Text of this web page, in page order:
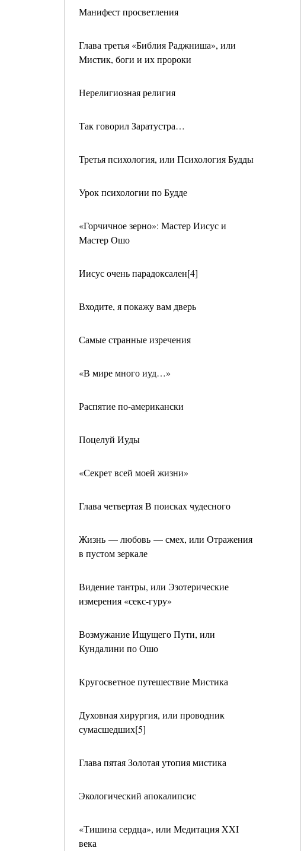
Манифест просветления
Глава третья «Библия Раджниша», или
Мистик, боги и их пророки
Нерелигиозная религия
Так говорил Заратустра…
Третья психология, или Психология Будды
Урок психологии по Будде
«Горчичное зерно»: Мастер Иисус и
Мастер Ошо
Иисус очень парадоксален[4]
Входите, я покажу вам дверь
Самые странные изречения
«В мире много иуд…»
Распятие по-американски
Поцелуй Иуды
«Секрет всей моей жизни»
Глава четвертая В поисках чудесного
Жизнь — любовь — смех, или Отражения
в пустом зеркале
Видение тантры, или Эзотерические
измерения «секс-гуру»
Возмужание Ищущего Пути, или
Кундалини по Ошо
Кругосветное путешествие Мистика
Духовная хирургия, или проводник
сумасшедших[5]
Глава пятая Золотая утопия мистика
Экологический апокалипсис
«Тишина сердца», или Медитация XXI
века